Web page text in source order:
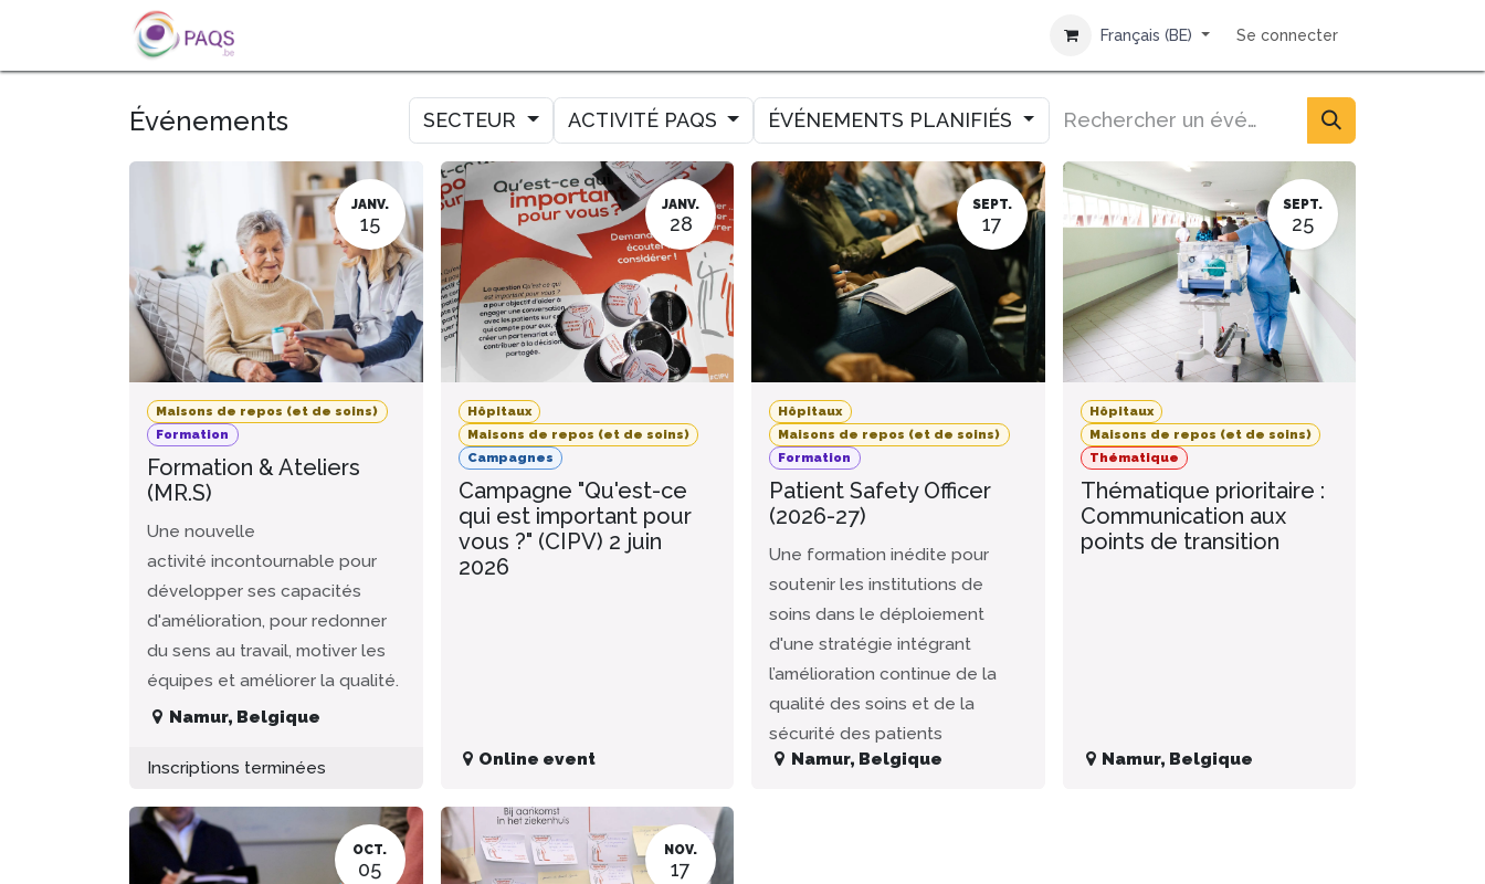
SE RENDRE AU CONTENU
Français (BE) Se connecter
Événements SECTEUR ACTIVITÉ PAQS ÉVÉNEMENTS PLANIFIÉS
JANV.
15
Maisons de repos (et de soins)
Formation
Formation & Ateliers
(MR.S)
Une nouvelle
activité incontournable pour
développer ses capacités
d'amélioration, pour redonner
du sens au travail, motiver les
équipes et améliorer la qualité.
Namur, Belgique
Inscriptions terminées
JANV.
28
Hôpitaux
Maisons de repos (et de soins)
Campagnes
Campagne "Qu'est-ce
qui est important pour
vous ?" (CIPV) 2 juin
2026
Online event
SEPT.
17
Hôpitaux
Maisons de repos (et de soins)
Formation
Patient Safety Officer
(2026-27)
Une formation inédite pour
soutenir les institutions de
soins dans le déploiement
d'une stratégie intégrant
l’amélioration continue de la
qualité des soins et de la
sécurité des patients
Namur, Belgique
SEPT.
25
Hôpitaux
Maisons de repos (et de soins)
Thématique
Thématique prioritaire :
Communication aux
points de transition
Namur, Belgique
OCT.
05
NOV.
17